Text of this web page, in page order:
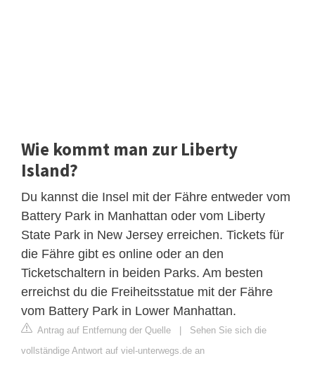
Wie kommt man zur Liberty
Island?
Du kannst die Insel mit der Fähre entweder vom
Battery Park in Manhattan oder vom Liberty
State Park in New Jersey erreichen. Tickets für
die Fähre gibt es online oder an den
Ticketschaltern in beiden Parks. Am besten
erreichst du die Freiheitsstatue mit der Fähre
vom Battery Park in Lower Manhattan.
Antrag auf Entfernung der Quelle
Sehen Sie sich die
vollständige Antwort auf viel-unterwegs.de an